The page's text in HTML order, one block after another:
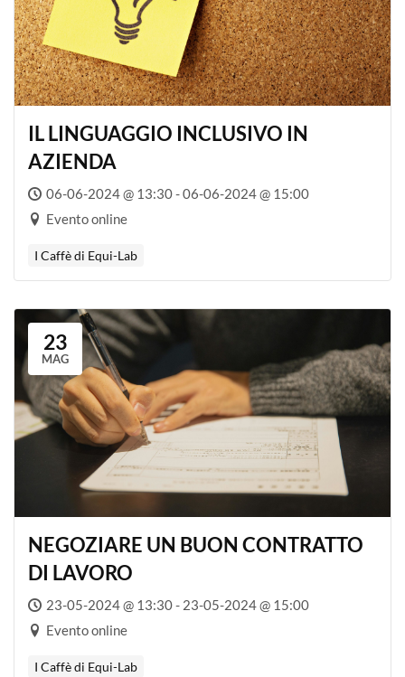
IL LINGUAGGIO INCLUSIVO IN
AZIENDA
06-06-2024 @ 13:30 - 06-06-2024 @ 15:00
Evento online
I Caffè di Equi-Lab
23
MAG
NEGOZIARE UN BUON CONTRATTO
DI LAVORO
23-05-2024 @ 13:30 - 23-05-2024 @ 15:00
Evento online
I Caffè di Equi-Lab